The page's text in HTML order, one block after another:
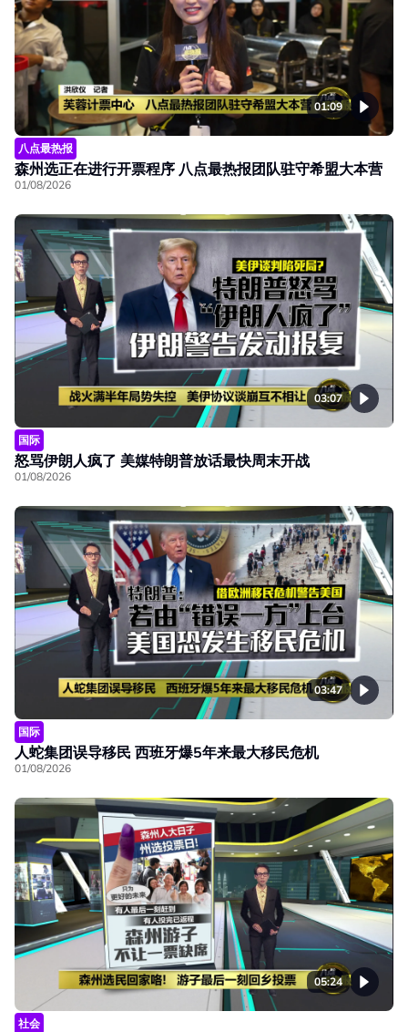
01:09
八点最热报
森州选正在进行开票程序 八点最热报团队驻守希盟大本营
01/08/2026
03:07
国际
怒骂伊朗人疯了 美媒特朗普放话最快周末开战
01/08/2026
03:47
国际
人蛇集团误导移民 西班牙爆5年来最大移民危机
01/08/2026
05:24
社会